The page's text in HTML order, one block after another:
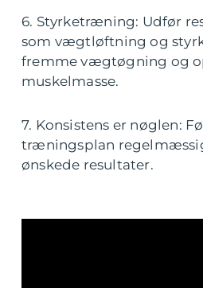
6. Styrketræning: Udfør
som vægtløftning og
fremme vægtøgning og
muskelmasse.
7. Konsistens er nøglen:
træningsplan
ønskede resultater.